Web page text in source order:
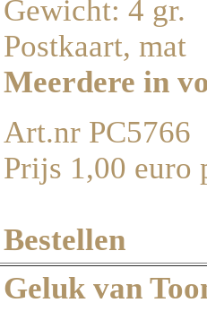
Gewicht: 4 gr.
Postkaart, mat
Meerdere in
Art.nr PC5766
Prijs 1,00 euro
Bestellen
Geluk van